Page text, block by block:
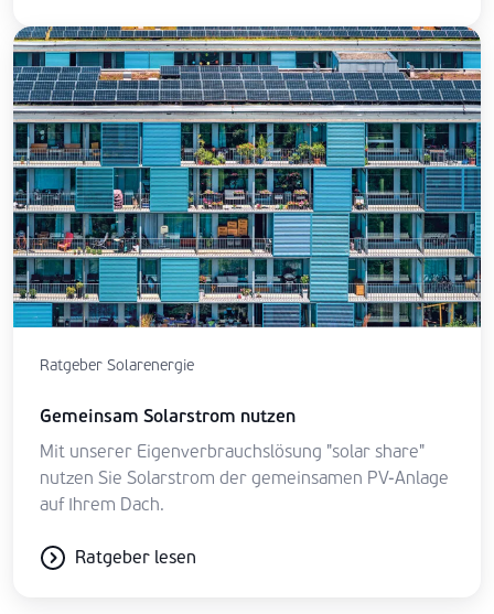
Ratgeber Solarenergie
Gemeinsam Solarstrom nutzen
Mit unserer Eigenverbrauchslösung "solar share"
nutzen Sie Solarstrom der gemeinsamen PV-Anlage
auf Ihrem Dach.
Ratgeber lesen